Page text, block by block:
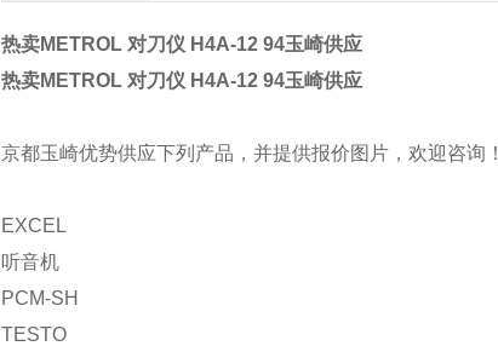
热卖METROL 对刀仪 H4A-12 94玉崎供应
热卖METROL 对刀仪 H4A-12 94玉崎供应
京都玉崎优势供应下列产品，并提供报价图片，欢迎咨询！
EXCEL
听音机
PCM-SH
TESTO